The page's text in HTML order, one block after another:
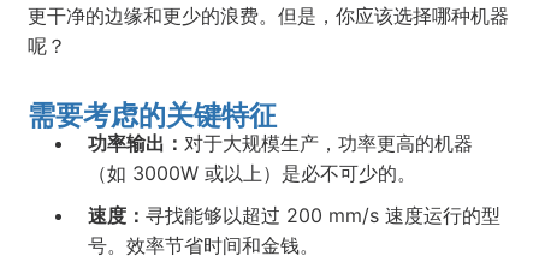
更干净的边缘和更少的浪费。但是，你应该选择哪种机器
呢？
需要考虑的关键特征
功率输出：对于大规模生产，功率更高的机器
（如 3000W 或以上）是必不可少的。
速度：寻找能够以超过 200 mm/s 速度运行的型
号。效率节省时间和金钱。